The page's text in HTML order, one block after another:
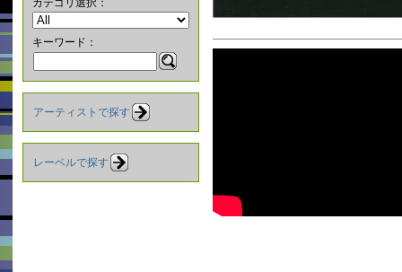
カテゴリ選択：
キーワード：
アーティストで探す
レーベルで探す